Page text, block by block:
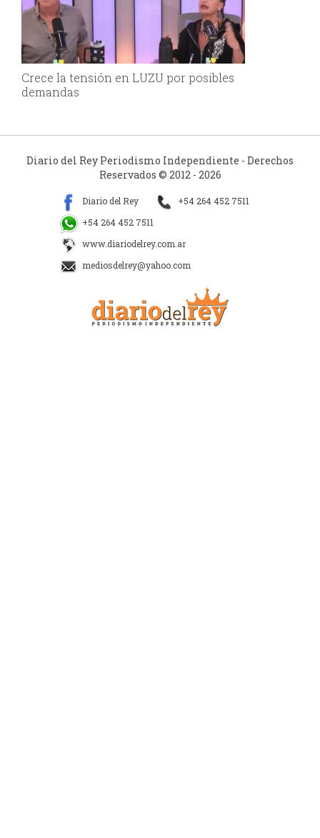
Crece la tensión en LUZU por posibles
demandas
Diario del Rey Periodismo Independiente - Derechos
Reservados © 2012 - 2026
Diario del Rey
+54 264 452 7511
+54 264 452 7511
www.diariodelrey.com.ar
mediosdelrey@yahoo.com